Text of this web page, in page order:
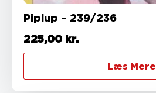
Piplup – 239/236
225,00 kr.
Læs Mere